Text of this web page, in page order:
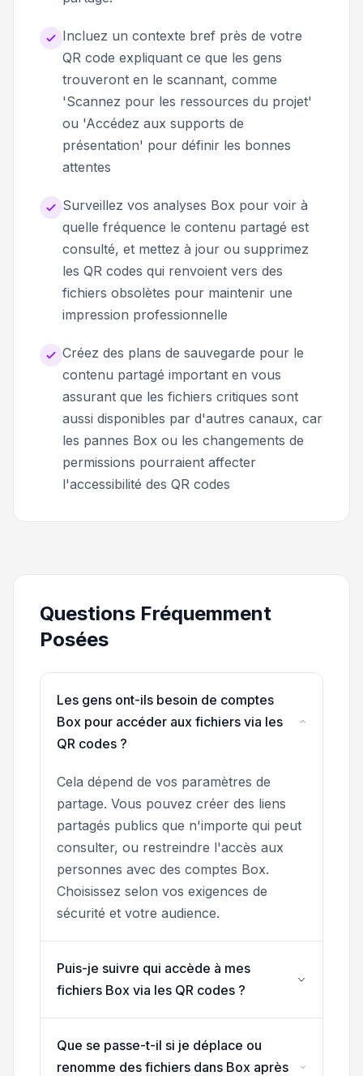
Incluez un contexte bref près de votre
QR code expliquant ce que les gens
trouveront en le scannant, comme
'Scannez pour les ressources du projet'
ou 'Accédez aux supports de
présentation' pour définir les bonnes
attentes
Surveillez vos analyses Box pour voir à
quelle fréquence le contenu partagé est
consulté, et mettez à jour ou supprimez
les QR codes qui renvoient vers des
fichiers obsolètes pour maintenir une
impression professionnelle
Créez des plans de sauvegarde pour le
contenu partagé important en vous
assurant que les fichiers critiques sont
aussi disponibles par d'autres canaux, car
les pannes Box ou les changements de
permissions pourraient affecter
l'accessibilité des QR codes
Questions Fréquemment
Posées
Les gens ont-ils besoin de comptes
Box pour accéder aux fichiers via les
QR codes ?
Cela dépend de vos paramètres de
partage. Vous pouvez créer des liens
partagés publics que n'importe qui peut
consulter, ou restreindre l'accès aux
personnes avec des comptes Box.
Choisissez selon vos exigences de
sécurité et votre audience.
Puis-je suivre qui accède à mes
fichiers Box via les QR codes ?
Que se passe-t-il si je déplace ou
renomme des fichiers dans Box après